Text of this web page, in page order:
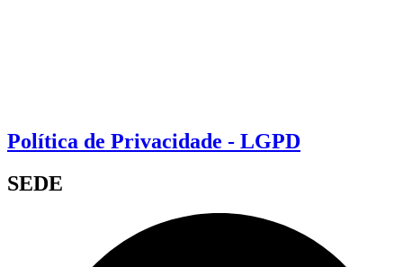
Política de Privacidade - LGPD
SEDE